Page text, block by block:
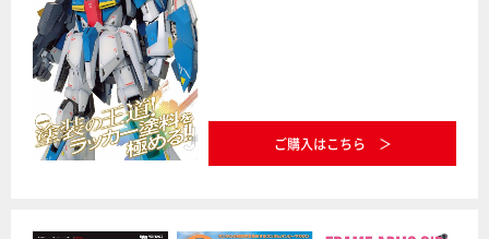
ご購入はこちら